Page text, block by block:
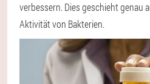
verbessern. Dies geschieht genau
Aktivität von Bakterien.